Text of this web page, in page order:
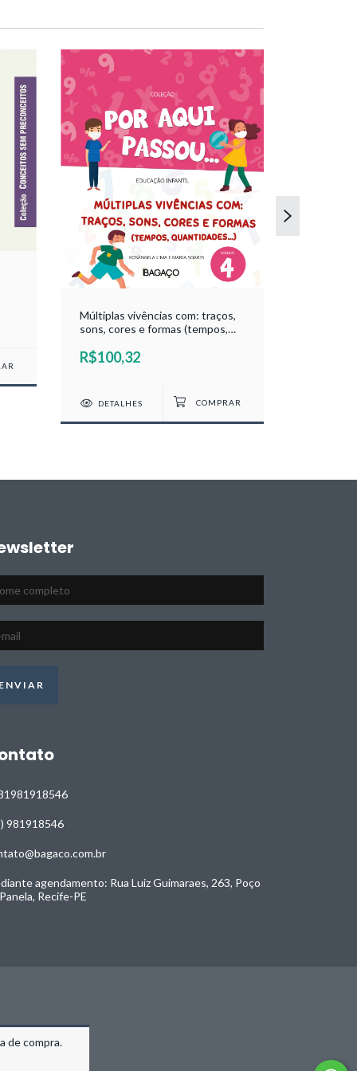
de compra.
Múltiplas vivências com: traços,
sons, cores e formas (tempos,
Por Aqui Passou - Maria Soares e
Rosângela Lima
R$100,32
DETALHES
981918546
agendamento: Rua Luiz Guimaraes, 263, Poço
Recife-PE